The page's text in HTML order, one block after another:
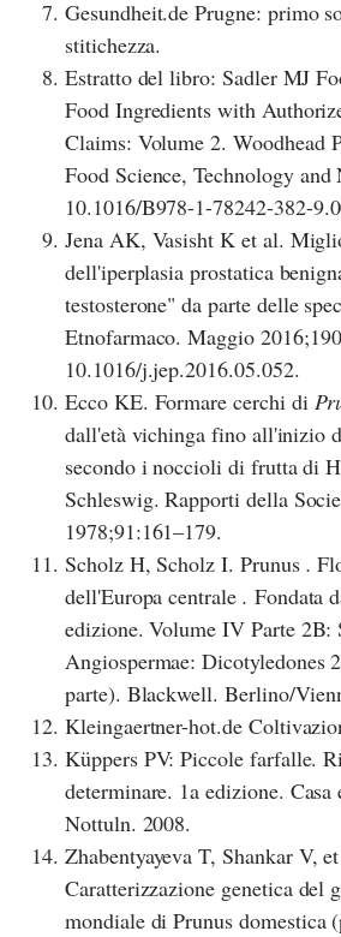
Gesundheit.de Prugne: primo
stitichezza.
Estratto del libro: Sadler MJ
Food Ingredients with
Claims: Volume 2. Woodhead
Food Science, Technology
10.1016/B978-1-78242-382-
Jena AK, Vasisht K et al.
dell'iperplasia prostatica
testosterone" da parte delle
Etnofarmaco. Maggio
10.1016/j.jep.2016.05.052.
Ecco KE. Formare cerchi di
dall'età vichinga fino all'inizio
secondo i noccioli di frutta di
Schleswig. Rapporti della
1978;91:161–179.
Scholz H, Scholz I. Prunus .
dell'Europa centrale . Fondata
edizione. Volume IV Parte 2B:
Angiospermae: Dicotyledones
parte). Blackwell. Berlino/
Kleingaertner-hot.de
Küppers PV: Piccole farfalle.
determinare. 1a edizione. Casa
Nottuln. 2008.
Zhabentyayeva T, Shankar V,
Caratterizzazione genetica del
mondiale di Prunus domestica